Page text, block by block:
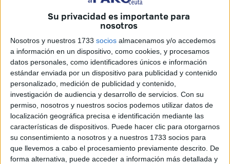
Su privacidad es importante para
nosotros
Nosotros y nuestros 1733 socios almacenamos y/o accedemos
a información en un dispositivo, como cookies, y procesamos
datos personales, como identificadores únicos e información
estándar enviada por un dispositivo para publicidad y contenido
personalizado, medición de publicidad y contenido,
investigación de audiencia y desarrollo de servicios. Con su
permiso, nosotros y nuestros socios podemos utilizar datos de
localización geográfica precisa e identificación mediante las
características de dispositivos. Puede hacer clic para otorgarnos
su consentimiento a nosotros y a nuestros 1733 socios para
que llevemos a cabo el procesamiento previamente descrito. De
forma alternativa, puede acceder a información más detallada y
los derechos de las víctimas no se pueden
hacer con dobles raseros"
El Ministerio destacó que consideraciones humanitarias
tampoco podrían explicar la "inacción" de la Justicia
española, mientras se incautan "debidamente" las
denuncias documentadas. "La aplicación de la ley y la
preservación de los derechos de las víctimas no se puede
hacer con dobles raseros, ni sufrir ningún doble rasero",
señaló.
Las consideraciones humanitarias, continuó, "no explican,